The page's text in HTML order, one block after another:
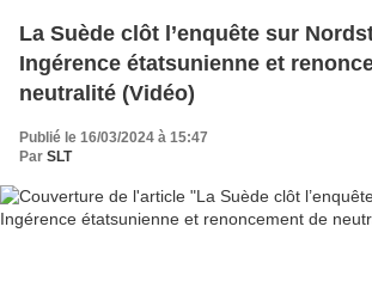
La Suède clôt l’enquête sur
Ingérence étatsunienne et
neutralité (Vidéo)
Publié le 16/03/2024 à 15:47
Par SLT